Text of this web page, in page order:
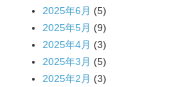
2025年6月 (5)
2025年5月 (9)
2025年4月 (3)
2025年3月 (5)
2025年2月 (3)